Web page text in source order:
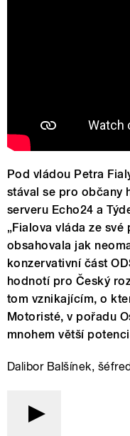
Pod vládou Petra
stával se pro občany
serveru Echo24 a
„Fialova vláda ze
obsahovala jak
konzervativní část
hodnotí pro Český
tom vznikajícím, o
Motoristé, v pořadu
mnohem větší
Dalibor Balšínek,